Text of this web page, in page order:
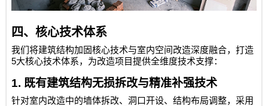
四、核心技术体系
我们将建筑结构加固核心技术与室内空间改造深度融合，打造
5大核心技术体系，为改造项目提供全维度技术支撑：
1. 既有建筑结构无损拆改与精准补强技术
针对室内改造中的墙体拆改、洞口开设、结构布局调整，采用